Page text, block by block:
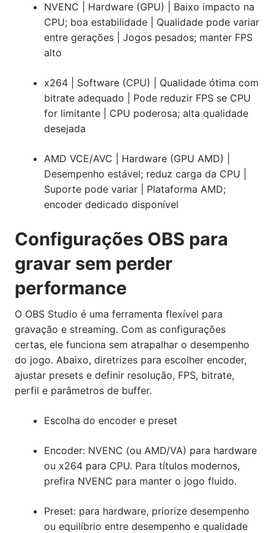
NVENC | Hardware (GPU) | Baixo impacto na
CPU; boa estabilidade | Qualidade pode variar
entre gerações | Jogos pesados; manter FPS
alto
x264 | Software (CPU) | Qualidade ótima com
bitrate adequado | Pode reduzir FPS se CPU
for limitante | CPU poderosa; alta qualidade
desejada
AMD VCE/AVC | Hardware (GPU AMD) |
Desempenho estável; reduz carga da CPU |
Suporte pode variar | Plataforma AMD;
encoder dedicado disponível
Configurações OBS para
gravar sem perder
performance
O OBS Studio é uma ferramenta flexível para
gravação e streaming. Com as configurações
certas, ele funciona sem atrapalhar o desempenho
do jogo. Abaixo, diretrizes para escolher encoder,
ajustar presets e definir resolução, FPS, bitrate,
perfil e parâmetros de buffer.
Escolha do encoder e preset
Encoder: NVENC (ou AMD/VA) para hardware
ou x264 para CPU. Para títulos modernos,
prefira NVENC para manter o jogo fluido.
Preset: para hardware, priorize desempenho
ou equilíbrio entre desempenho e qualidade